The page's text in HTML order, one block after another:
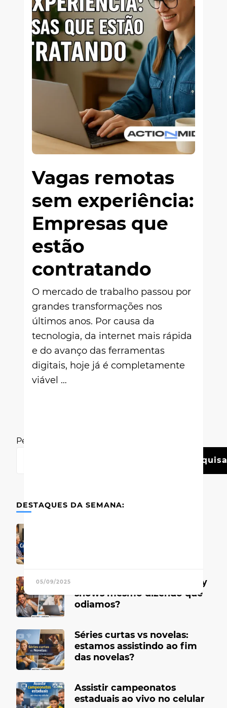
Vagas remotas
sem experiência:
Empresas que
estão
contratando
O mercado de trabalho passou por
grandes transformações nos
últimos anos. Por causa da
tecnologia, da internet mais rápida
e do avanço das ferramentas
digitais, hoje já é completamente
viável …
05/09/2025
Pesquisar
DESTAQUES DA SEMANA:
Por que gostamos de reality
shows mesmo dizendo que
odiamos?
Séries curtas vs novelas:
estamos assistindo ao fim
das novelas?
Assistir campeonatos
estaduais ao vivo no celular